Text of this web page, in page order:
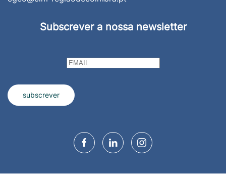
Subscrever a nossa newsletter
subscrever